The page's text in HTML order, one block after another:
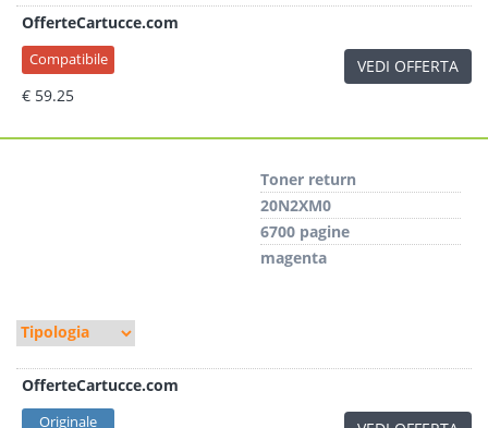
OfferteCartucce.com
Compatibile
€ 59.25
VEDI OFFERTA
Toner return
20N2XM0
6700 pagine
magenta
OfferteCartucce.com
Originale